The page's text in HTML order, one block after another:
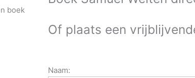
boek
Of plaats een
Naam: